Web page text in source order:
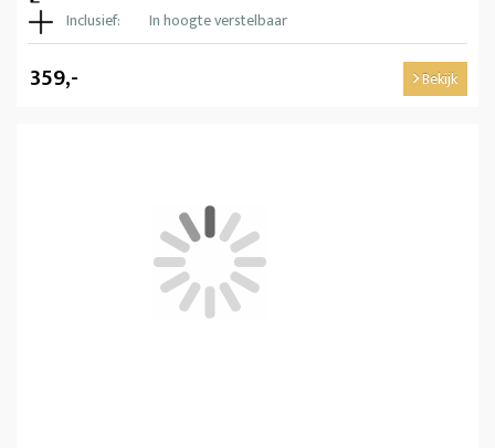
Inclusief:
In hoogte verstelbaar
359,- Bekijk